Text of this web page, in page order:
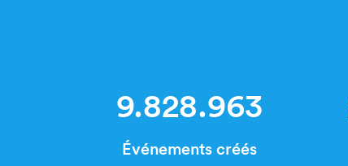
9.828.963
Événements créés